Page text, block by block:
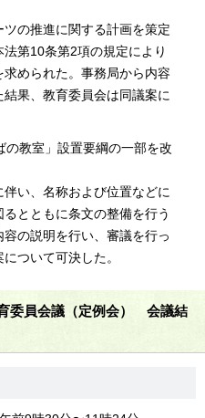
の推進に関する計画を策定
第10条第2項の規定により
められた。事務局から内容
果、教育委員会は同議案に
教室」設置要綱の一部を改
い、名称および位置などに
とともに条文の整備を行う
の説明を行い、審議を行っ
ついて可決した。
員会議（定例会） 会議結